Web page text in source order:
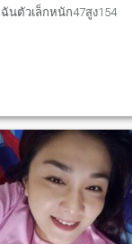
ฉันตัวเล็กหนัก47สูง154